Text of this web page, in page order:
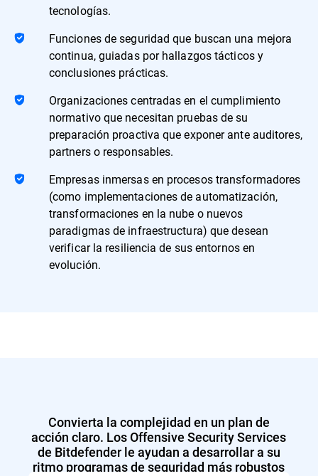
tecnologías.
Funciones de seguridad que buscan una mejora
continua, guiadas por hallazgos tácticos y
conclusiones prácticas.
Organizaciones centradas en el cumplimiento
normativo que necesitan pruebas de su
preparación proactiva que exponer ante auditores,
partners o responsables.
Empresas inmersas en procesos transformadores
(como implementaciones de automatización,
transformaciones en la nube o nuevos
paradigmas de infraestructura) que desean
verificar la resiliencia de sus entornos en
evolución.
Convierta la complejidad en un plan de
acción claro. Los Offensive Security Services
de Bitdefender le ayudan a desarrollar a su
ritmo programas de seguridad más robustos